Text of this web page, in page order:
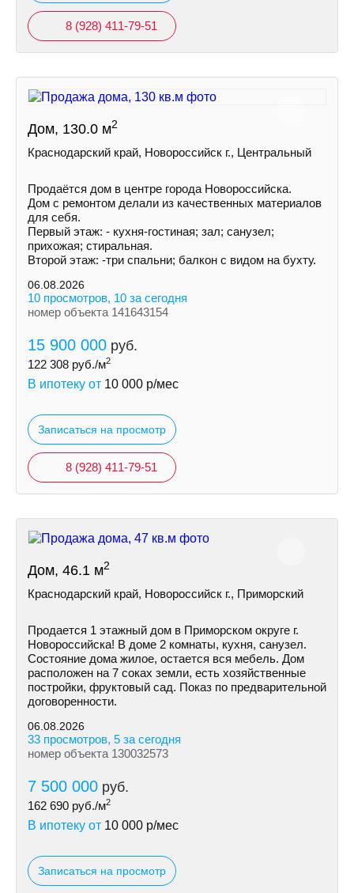
8 (928) 411-79-51
Дом, 130.0 м2
Краснодарский край, Новороссийск г., Центральный
Продаётся дом в центре города Новороссийска.
Дом с ремонтом делали из качественных материалов
для себя.
Первый этаж: - кухня-гостиная; зал; санузел;
прихожая; стиральная.
Второй этаж: -три спальни; балкон с видом на бухту.
06.08.2026
10 просмотров, 10 за сегодня
номер объекта 141643154
15 900 000 руб.
122 308 руб./м2
В ипотеку от 10 000 р/мес
Записаться на просмотр
8 (928) 411-79-51
Дом, 46.1 м2
Краснодарский край, Новороссийск г., Приморский
Продается 1 этажный дом в Приморском округе г.
Новороссийска! В доме 2 комнаты, кухня, санузел.
Состояние дома жилое, остается вся мебель. Дом
расположен на 7 соках земли, есть хозяйственные
постройки, фруктовый сад. Показ по предварительной
договоренности.
06.08.2026
33 просмотров, 5 за сегодня
номер объекта 130032573
7 500 000 руб.
162 690 руб./м2
В ипотеку от 10 000 р/мес
Записаться на просмотр